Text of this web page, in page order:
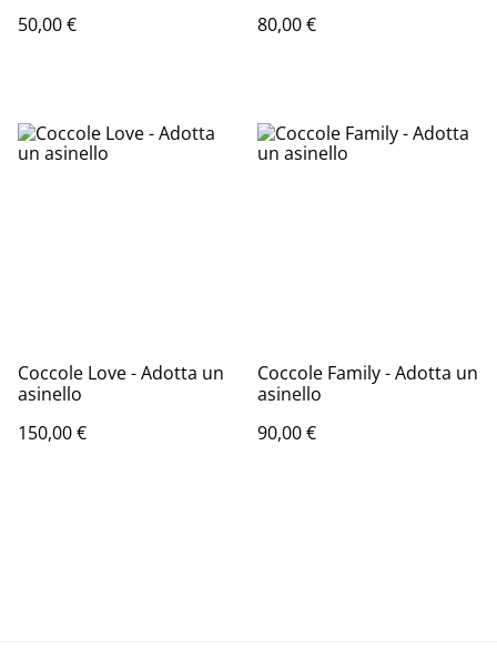
50,00 €
80,00 €
Coccole Love - Adotta un
asinello
150,00 €
Coccole Family - Adotta un
asinello
90,00 €